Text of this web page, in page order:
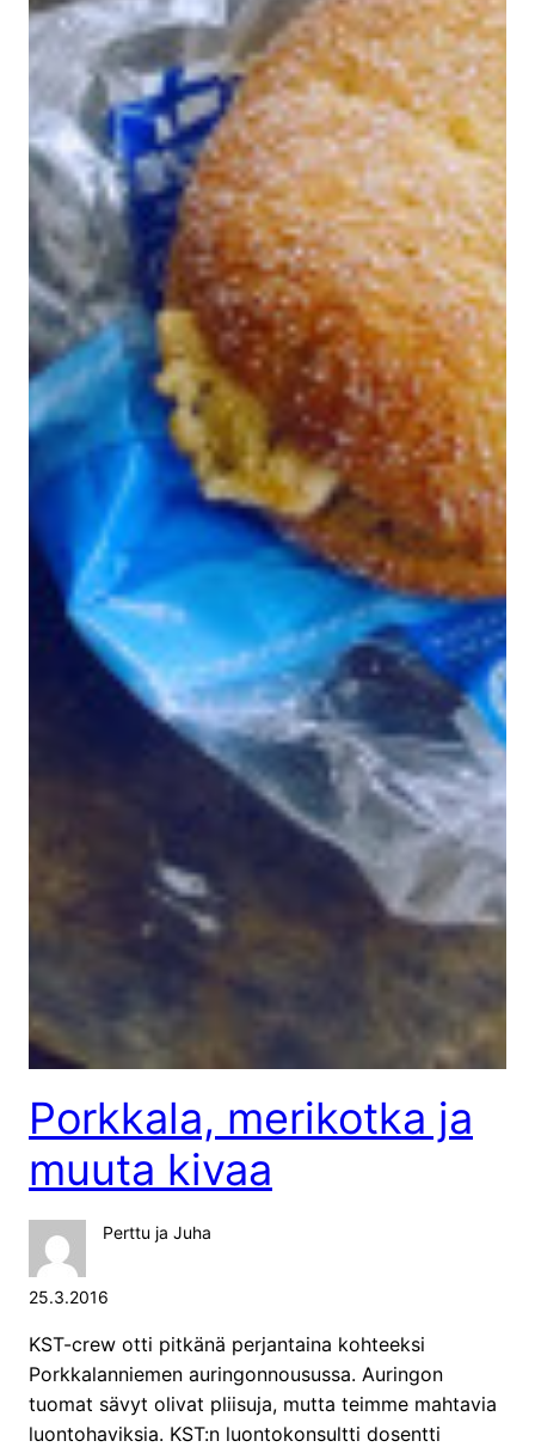
Porkkala, merikotka ja
muuta kivaa
Perttu ja Juha
25.3.2016
KST-crew otti pitkänä perjantaina kohteeksi
Porkkalanniemen auringonnousussa. Auringon
tuomat sävyt olivat pliisuja, mutta teimme mahtavia
luontohaviksia. KST:n luontokonsultti dosentti